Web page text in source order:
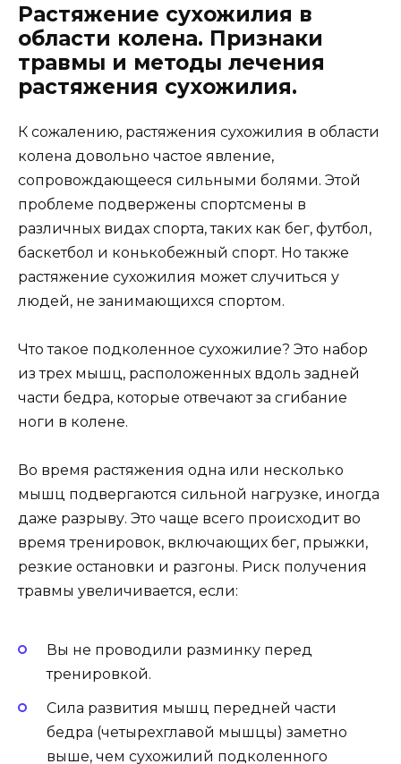
Растяжение сухожилия в
области колена. Признаки
травмы и методы лечения
растяжения сухожилия.
К сожалению, растяжения сухожилия в области
колена довольно частое явление,
сопровождающееся сильными болями. Этой
проблеме подвержены спортсмены в
различных видах спорта, таких как бег, футбол,
баскетбол и конькобежный спорт. Но также
растяжение сухожилия может случиться у
людей, не занимающихся спортом.
Что такое подколенное сухожилие? Это набор
из трех мышц, расположенных вдоль задней
части бедра, которые отвечают за сгибание
ноги в колене.
Во время растяжения одна или несколько
мышц подвергаются сильной нагрузке, иногда
даже разрыву. Это чаще всего происходит во
время тренировок, включающих бег, прыжки,
резкие остановки и разгоны. Риск получения
травмы увеличивается, если:
Вы не проводили разминку перед
тренировкой.
Сила развития мышц передней части
бедра (четырехглавой мышцы) заметно
выше, чем сухожилий подколенного